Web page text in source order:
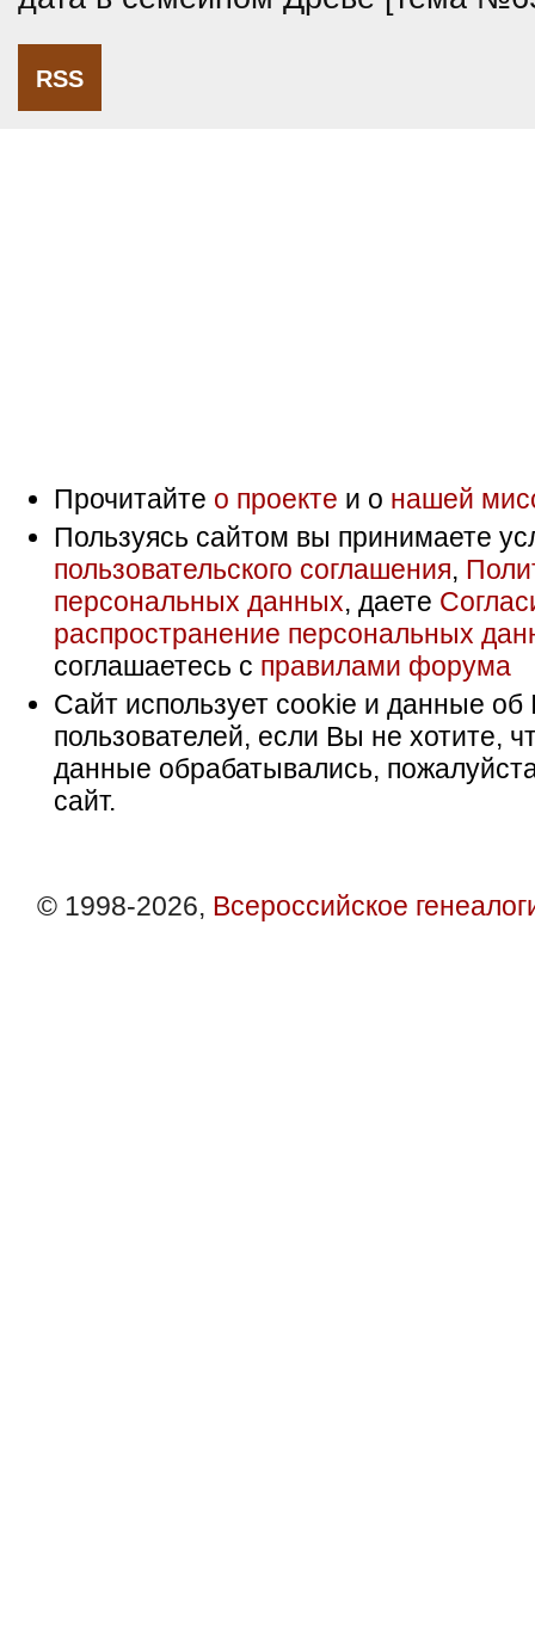
RSS
Прочитайте о проекте и о нашей
Пользуясь сайтом вы принимаете
пользовательского соглашения,
персональных данных, даете
распространение персональных
соглашаетесь с правилами форума
Сайт использует cookie и данные об
пользователей, если Вы не хотите,
данные обрабатывались,
сайт.
© 1998-2026, Всероссийское